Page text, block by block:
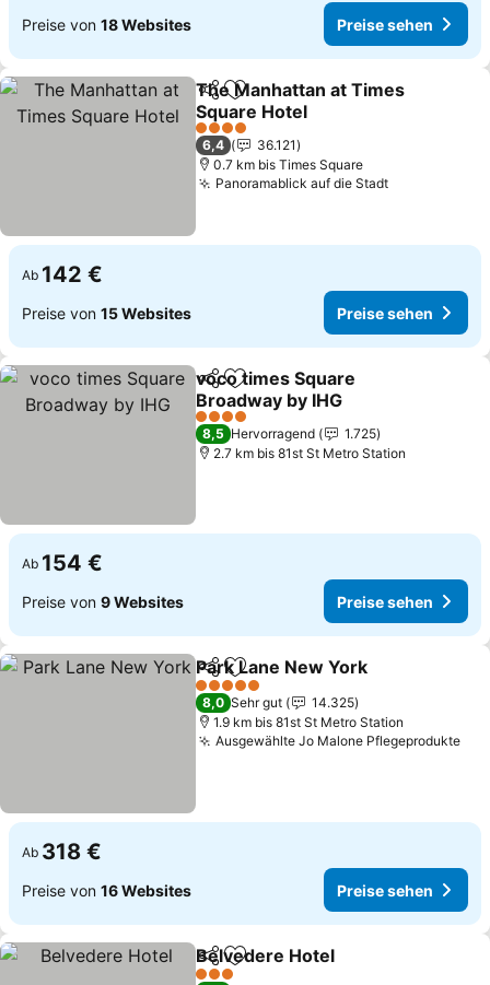
Preise von 18 Websites Preise sehen
TeilenZu Favoriten hinzufügen
The Manhattan at Times
Square Hotel
Preise sehen
4 Sterne
6,4
36.121
0.7 km bis Times Square
Panoramablick auf die StadtPreise
Ab 142 €
Preise von 15 Websites Preise sehen
TeilenZu Favoriten hinzufügen
voco times Square
Broadway by IHG
Preise sehen
4 Sterne
8,5 Hervorragend
1.725
2.7 km bis 81st St Metro Station
Ab 154 €
Preise von 9 Websites Preise sehen
TeilenZu Favoriten hinzufügen
Park Lane New York
5 Sterne
8,0 Sehr gut
14.325
1.9 km bis 81st St Metro Station
Ausgewählte Jo Malone Pflegeprodukte
Ab 318 €
Preise von 16 Websites Preise sehen
TeilenZu Favoriten hinzufügen
Belvedere Hotel
3 Sterne